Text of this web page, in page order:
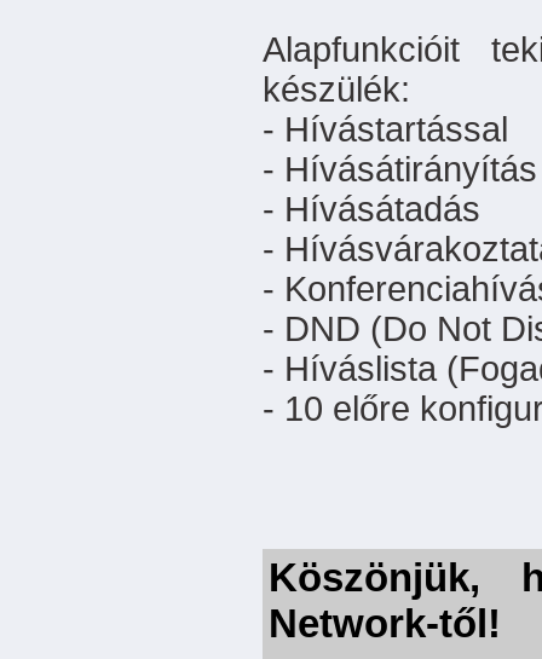
Alapfunkcióit
készülék:
- Hívástartással
- Hívásátirányítás
- Hívásátadás
-
-
- DND (Do Not
- Híváslista
- 10 előre
Köszönjük,
Network-től!